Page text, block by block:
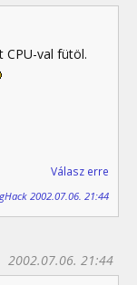
CPU-val fütöl.
Válasz erre
2002.07.06. 21:44
2002.07.06. 21:44